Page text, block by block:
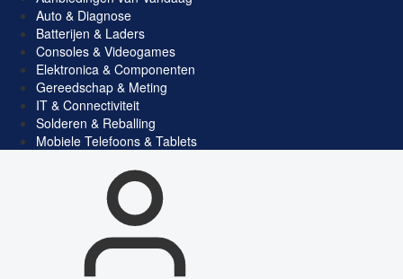
Auto & Diagnose
Batterijen & Laders
Consoles & Videogames
Elektronica & Componenten
Gereedschap & Meting
IT & Connectiviteit
Solderen & Reballing
Mobiele Telefoons & Tablets